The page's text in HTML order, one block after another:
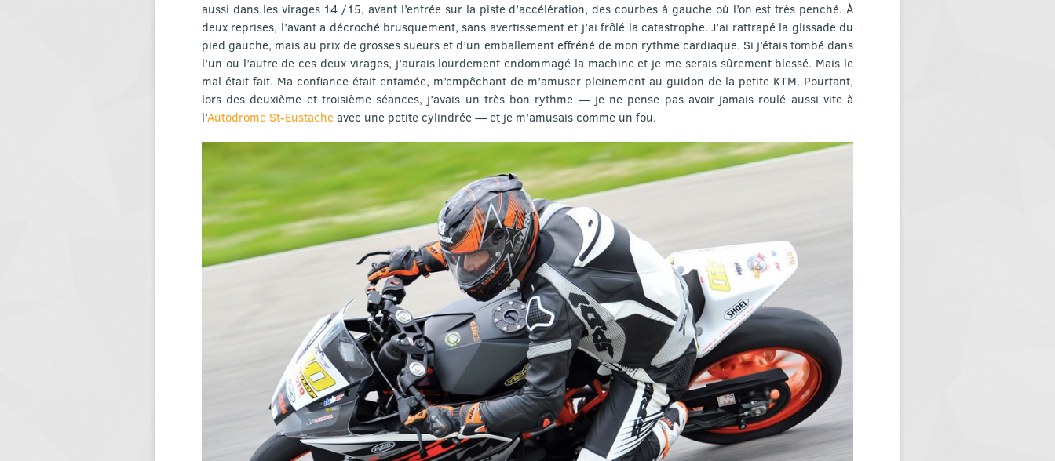
aussi dans les virages 14 /15, avant l’entrée sur la piste d’accélération, des courbes à gauche où l’on est très penché. À
deux reprises, l’avant a décroché brusquement, sans avertissement et j’ai frôlé la catastrophe. J’ai rattrapé la glissade du
pied gauche, mais au prix de grosses sueurs et d’un emballement effréné de mon rythme cardiaque. Si j’étais tombé dans
l’un ou l’autre de ces deux virages, j’aurais lourdement endommagé la machine et je me serais sûrement blessé. Mais le
mal était fait. Ma confiance était entamée, m’empêchant de m’amuser pleinement au guidon de la petite KTM. Pourtant,
lors des deuxième et troisième séances, j’avais un très bon rythme — je ne pense pas avoir jamais roulé aussi vite à
l’Autodrome St-Eustache avec une petite cylindrée — et je m’amusais comme un fou.